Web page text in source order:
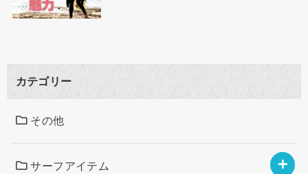
カテゴリー
その他
サーフアイテム